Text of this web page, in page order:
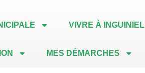
VIVRE À INGUINIEL
MES DÉMARCHES